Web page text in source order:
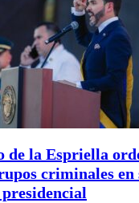
de la Espriella
criminales